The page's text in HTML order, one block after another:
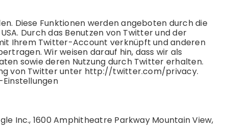
Diese Funktionen werden angeboten durch die
Durch das Benutzen von Twitter und der
Ihrem Twitter-Account verknüpft und anderen
Wir weisen darauf hin, dass wir als
sowie deren Nutzung durch Twitter erhalten.
von Twitter unter http://twitter.com/privacy.
Inc., 1600 Amphitheatre Parkway Mountain View,